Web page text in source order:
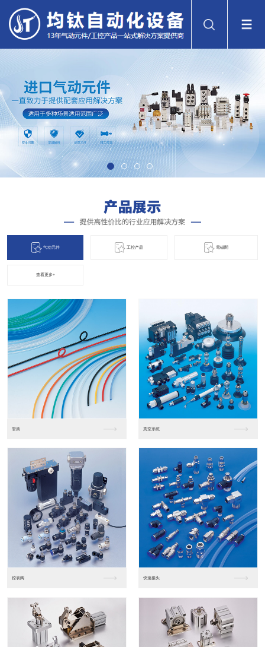
气动元件 工控产品 電磁閞
查看更多+
进口松下PLC2 进口松下PLC
东莞松下PLC 松下人机界面GT07